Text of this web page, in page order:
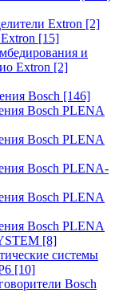
Extron [2]
[15]
и
Extron [2]
Bosch [146]
Bosch PLENA
Bosch PLENA
Bosch PLENA-
Bosch PLENA
Bosch PLENA
[8]
системы
[10]
Bosch